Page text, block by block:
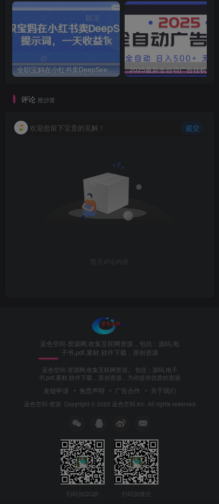
全职宝妈在小红书卖DeepSeek提示词，一天收益1k
评论 抢沙发
欢迎您留下宝贵的见解！ 提交
暂无评论内容
蓝色空间-资源网,收集互联网资源，包括：源码,电
子书,pdf,素材,软件下载，原创资源
蓝色空间-资源网,收集互联网资源。 包括：源码,电子
书,pdf,素材,软件下载，原创资源，为你提供优质的资源
友链申请 免责声明 广告合作 关于我们
蓝色空间-资源 Copyright © 2025 蓝色空间.Inc. All rights reserved.
扫码加QQ群 扫码加微信